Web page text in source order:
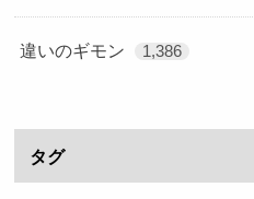
違いのギモン 1,386
タグ